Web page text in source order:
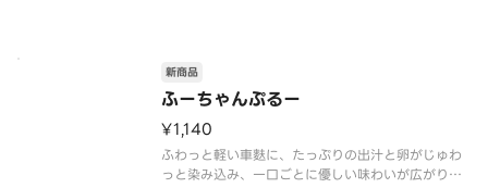
ふーちゃんぷるー
新商品
¥1,140
ふわっと軽い車麩に、たっぷりの出汁と卵がじゅわ
っと染み込み、一口ごとに優しい味わいが広がりま